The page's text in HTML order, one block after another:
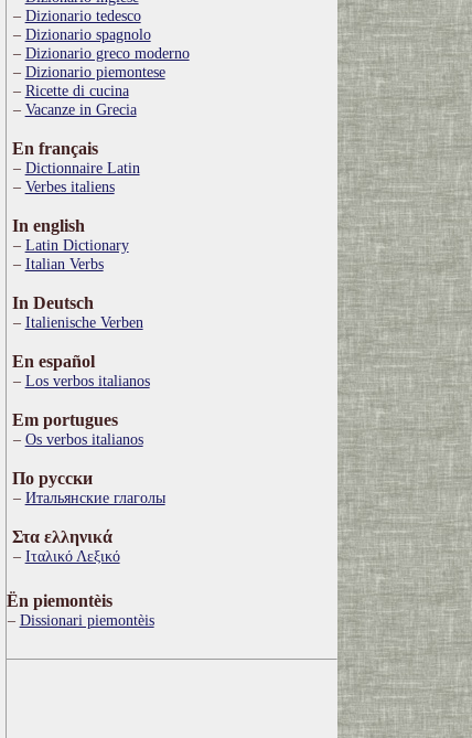
Dizionario tedesco
Dizionario spagnolo
Dizionario greco moderno
Dizionario piemontese
Ricette di cucina
Vacanze in Grecia
En français
Dictionnaire Latin
Verbes italiens
In english
Latin Dictionary
Italian Verbs
In Deutsch
Italienische Verben
En español
Los verbos italianos
Em portugues
Os verbos italianos
По русски
Итальянские глаголы
Στα ελληνικά
Ιταλικό Λεξικό
Ën piemontèis
Dissionari piemontèis